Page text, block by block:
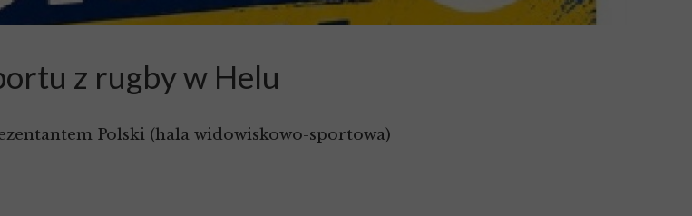
z rugby w Helu
Polski (hala widowiskowo-sportowa)